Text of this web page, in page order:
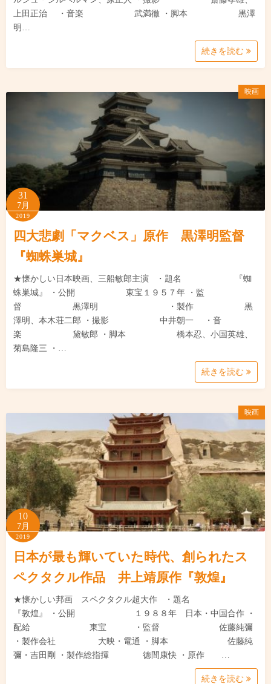
上田正治 ・音楽 武満徹 ・脚本 黒澤
明…
続きを読む
映画
31
7月
2019
四大悲劇「マクベス」原作 黒澤明監督
『蜘蛛巣城』
★懐かしい日本映画、三船敏郎主演 ・題名 『蜘
蛛巣城』 ・公開 東宝１９５７年 ・監
督 黒澤明 ・製作 黒
澤明、本木荘二郎 ・撮影 中井朝一 ・音
楽 黛敏郎 ・脚本 橋本忍、小国英雄、
菊島隆三 ・…
続きを読む
映画
10
7月
2019
日本が最も輝いていた時代、創られたス
ペクタクル作品 井上靖原作『敦煌』
★懐かしい邦画 スペクタクル超大作 ・題名
『敦煌』 ・公開 １９８８年 日本・中国合作 ・
配給 東宝 ・監督 佐藤純彌
・製作会社 大映・電通 ・脚本 佐藤純
彌・吉田剛 ・製作総指揮 徳間康快 ・原作 …
続きを読む